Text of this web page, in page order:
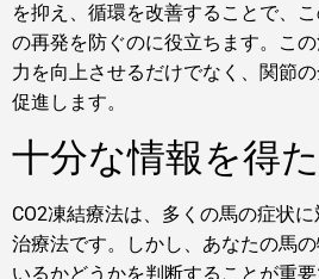
を抑え、循環を改善することで、
の再発を防ぐのに役立ちます。こ
力を向上させるだけでなく、関節
促進します。
十分な情報を得
CO2凍結療法は、多くの馬の症状
治療法です。しかし、あなたの馬
いるかどうかを判断することが重